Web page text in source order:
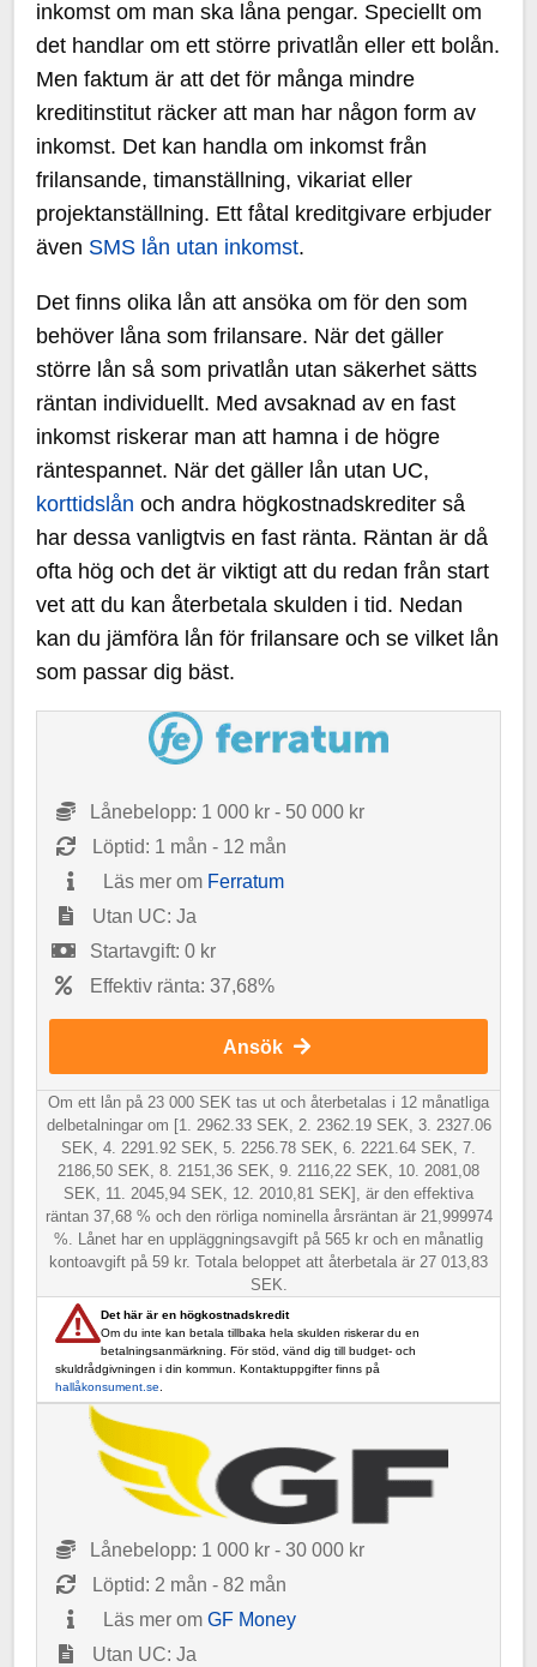
inkomst om man ska låna pengar. Speciellt om
det handlar om ett större privatlån eller ett bolån.
Men faktum är att det för många mindre
kreditinstitut räcker att man har någon form av
inkomst. Det kan handla om inkomst från
frilansande, timanställning, vikariat eller
projektanställning. Ett fåtal kreditgivare erbjuder
även SMS lån utan inkomst.
Det finns olika lån att ansöka om för den som
behöver låna som frilansare. När det gäller
större lån så som privatlån utan säkerhet sätts
räntan individuellt. Med avsaknad av en fast
inkomst riskerar man att hamna i de högre
räntespannet. När det gäller lån utan UC,
korttidslån och andra högkostnadskrediter så
har dessa vanligtvis en fast ränta. Räntan är då
ofta hög och det är viktigt att du redan från start
vet att du kan återbetala skulden i tid. Nedan
kan du jämföra lån för frilansare och se vilket lån
som passar dig bäst.
Lånebelopp: 1 000 kr - 50 000 kr
Löptid: 1 mån - 12 mån
Läs mer om Ferratum
Utan UC: Ja
Startavgift: 0 kr
Effektiv ränta: 37,68%
Ansök
Om ett lån på 23 000 SEK tas ut och återbetalas i 12 månatliga
delbetalningar om [1. 2962.33 SEK, 2. 2362.19 SEK, 3. 2327.06
SEK, 4. 2291.92 SEK, 5. 2256.78 SEK, 6. 2221.64 SEK, 7.
2186,50 SEK, 8. 2151,36 SEK, 9. 2116,22 SEK, 10. 2081,08
SEK, 11. 2045,94 SEK, 12. 2010,81 SEK], är den effektiva
räntan 37,68 % och den rörliga nominella årsräntan är 21,999974
%. Lånet har en uppläggningsavgift på 565 kr och en månatlig
kontoavgift på 59 kr. Totala beloppet att återbetala är 27 013,83
SEK.
Det här är en högkostnadskredit
Om du inte kan betala tillbaka hela skulden riskerar du en
betalningsanmärkning. För stöd, vänd dig till budget- och
skuldrådgivningen i din kommun. Kontaktuppgifter finns på
hallåkonsument.se
Lånebelopp: 1 000 kr - 30 000 kr
Löptid: 2 mån - 82 mån
Läs mer om GF Money
Utan UC: Ja